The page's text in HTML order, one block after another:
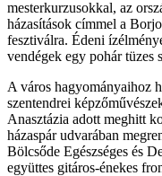
mesterkurzusokkal, az
házasítások címmel a
fesztiválra. Édeni
vendégek egy pohár
A város hagyományaihoz
szentendrei
Anasztázia adott meghitt
házaspár udvarában
Bölcsőde Egészséges és
együttes gitáros-énekes